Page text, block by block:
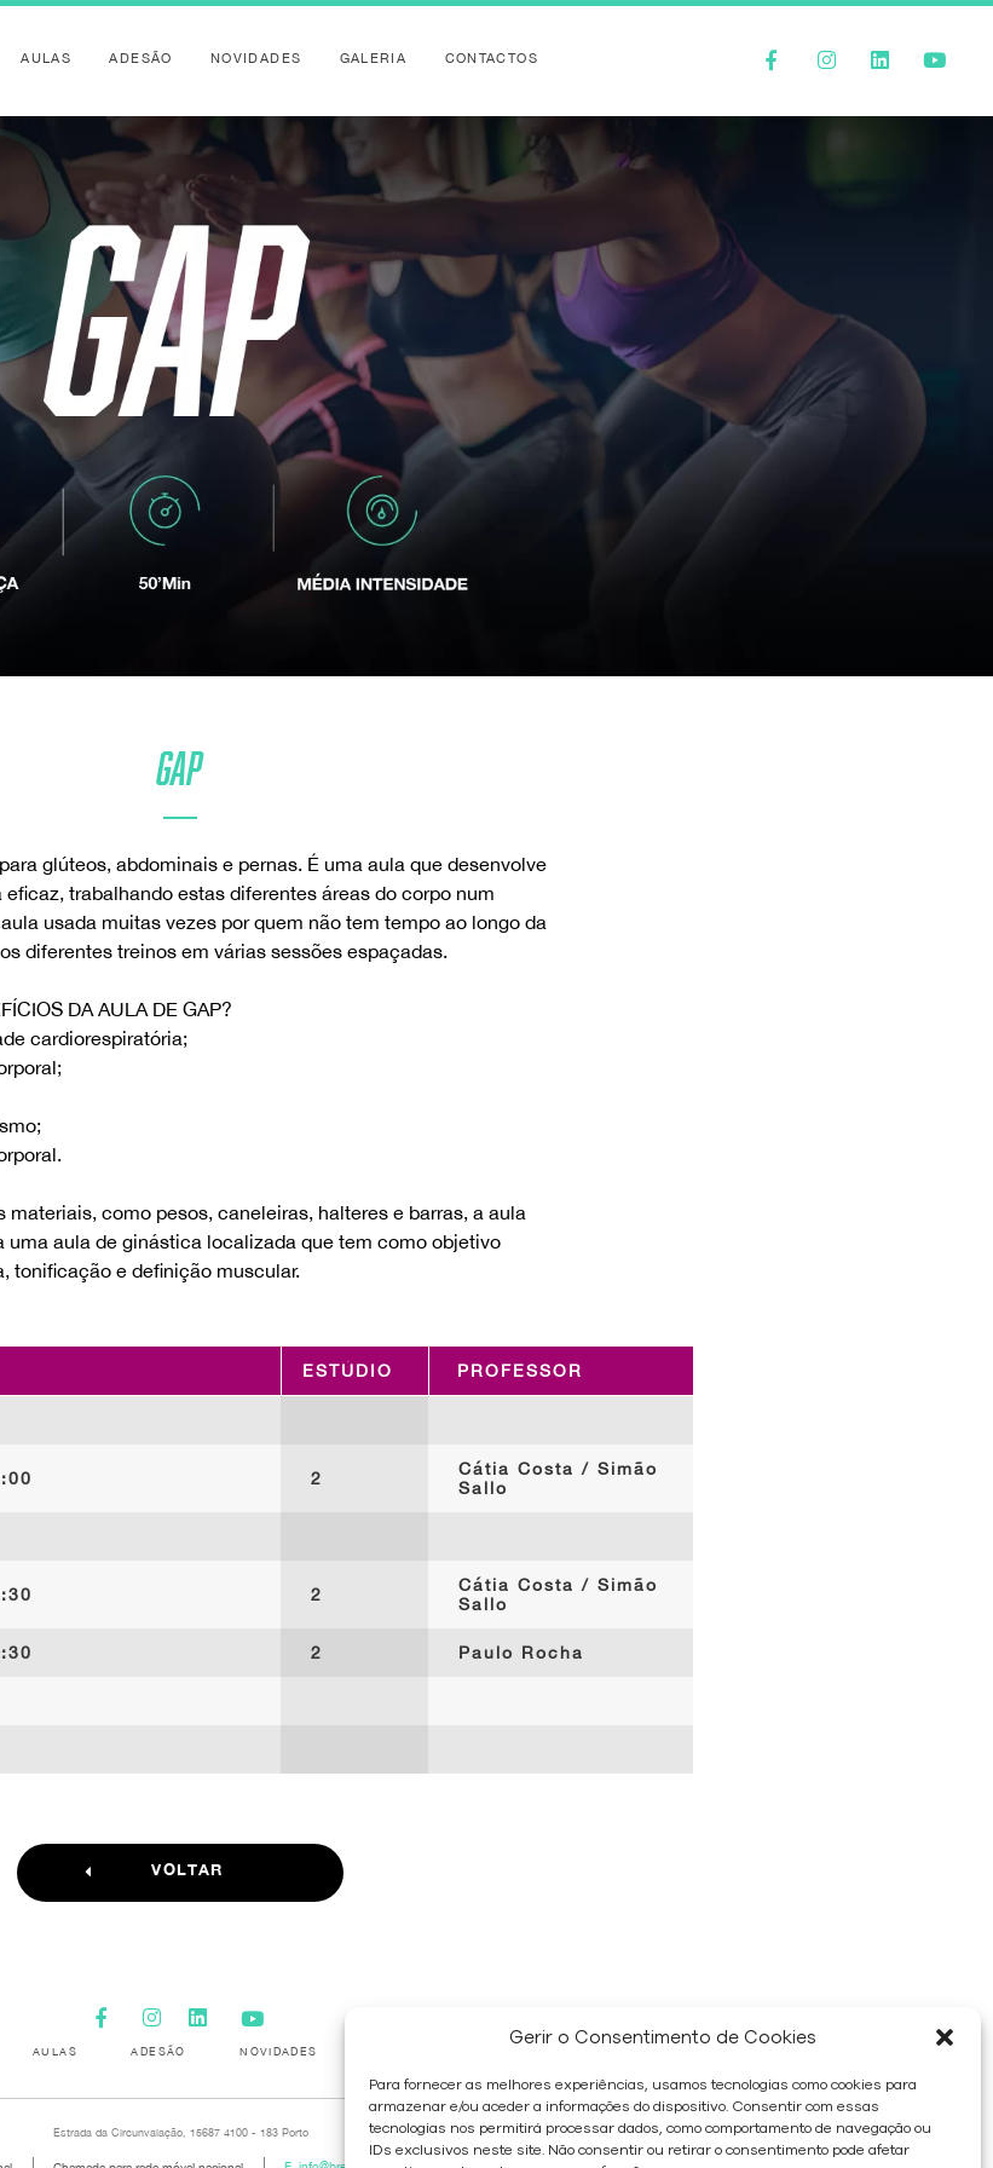
Gerir o Consentimento de Cookies
Para fornecer as melhores experiências, usamos tecnologias como cookies para
armazenar e/ou aceder a informações do dispositivo. Consentir com essas
tecnologias nos permitirá processar dados, como comportamento de navegação ou
IDs exclusivos neste site. Não consentir ou retirar o consentimento pode afetar
AULAS ADESÃO NOVIDADES GALERIA CONTACTOS
GAP
glúteos, abdominais e pernas. É uma aula que desenvolve
trabalhando estas diferentes áreas do corpo num
usada muitas vezes por quem não tem tempo ao longo da
diferentes treinos em várias sessões espaçadas.
DA AULA DE GAP?
cardiorespiratória;
materiais, como pesos, caneleiras, halteres e barras, a aula
uma aula de ginástica localizada que tem como objetivo
tonificação e definição muscular.
ESTÚDIO PROFESSOR
2
Cátia Costa / Simão
Sallo
2
Cátia Costa / Simão
Sallo
2 Paulo Rocha
VOLTAR
AULAS ADESÃO NOVIDADES
Estrada da Circunvalação, 15687 4100 - 183 Porto